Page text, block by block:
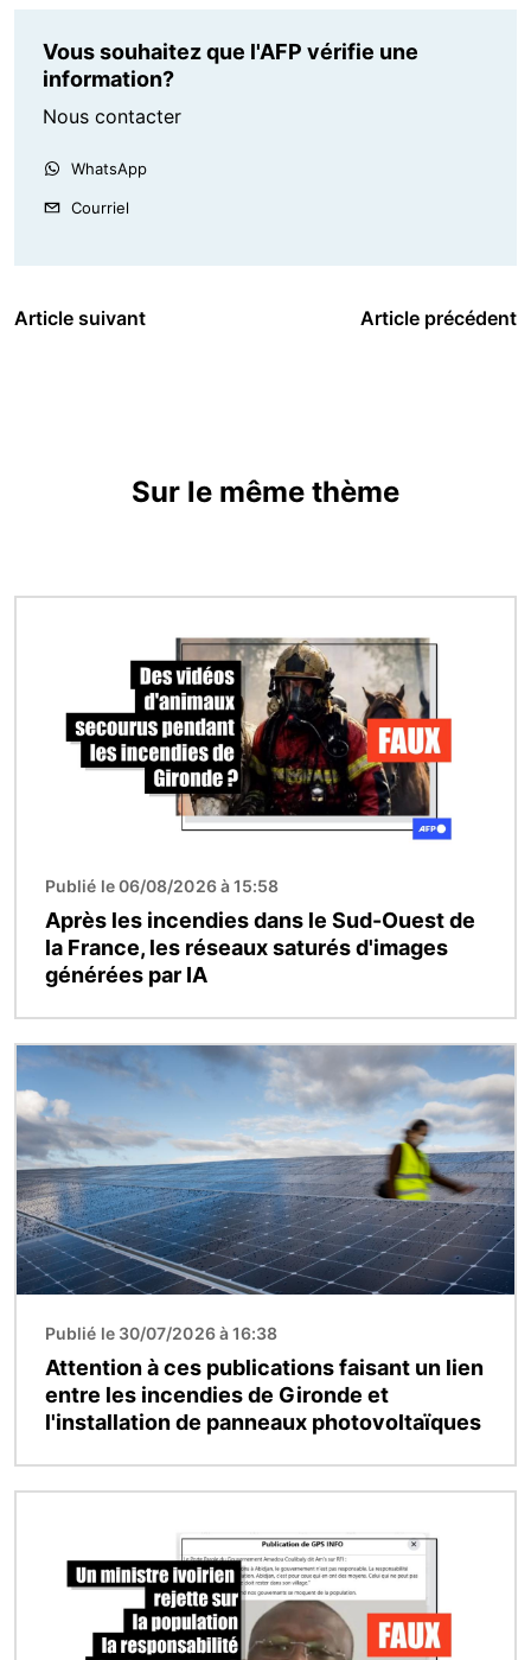
Vous souhaitez que l'AFP vérifie une
information?
Nous contacter
WhatsApp
Courriel
Article suivant Article précédent
Sur le même thème
Publié le 06/08/2026 à 15:58
Après les incendies dans le Sud-Ouest de
la France, les réseaux saturés d'images
générées par IA
Image
Publié le 30/07/2026 à 16:38
Attention à ces publications faisant un lien
entre les incendies de Gironde et
l'installation de panneaux photovoltaïques